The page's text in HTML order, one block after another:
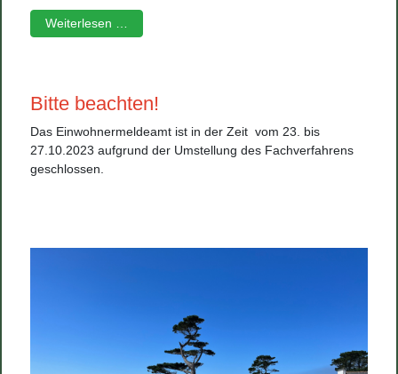
Weiterlesen …
Bitte beachten!
Das Einwohnermeldeamt ist in der Zeit vom 23. bis
27.10.2023 aufgrund der Umstellung des Fachverfahrens
geschlossen.